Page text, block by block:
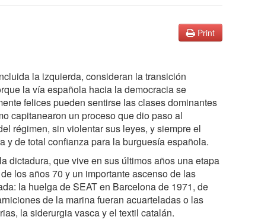
Print
la izquierda, consideran la transición
la vía española hacia la democracia se
felices pueden sentirse las clases dominantes
capitanearon un proceso que dio paso al
régimen, sin violentar sus leyes, y siempre el
y de total confianza para la burguesía española.
dictadura, que vive en sus últimos años una etapa
los años 70 y un importante ascenso de las
la huelga de SEAT en Barcelona de 1971, de
de la marina fueran acuarteladas o las
la siderurgia vasca y el textil catalán.